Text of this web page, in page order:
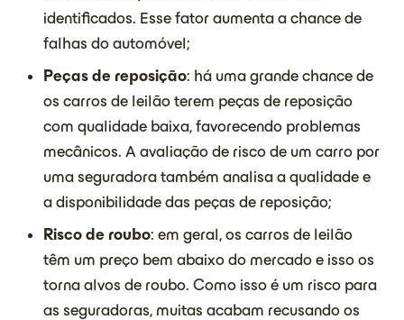
identificados. Esse fator aumenta a chance de
falhas do automóvel;
Peças de reposição: há uma grande chance de
os carros de leilão terem peças de reposição
com qualidade baixa, favorecendo problemas
mecânicos. A avaliação de risco de um carro por
uma seguradora também analisa a qualidade e
a disponibilidade das peças de reposição;
Risco de roubo: em geral, os carros de leilão
têm um preço bem abaixo do mercado e isso os
torna alvos de roubo. Como isso é um risco para
as seguradoras, muitas acabam recusando os